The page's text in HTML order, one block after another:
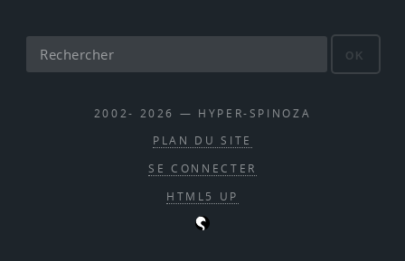
OK
2002- 2026 — HYPER-SPINOZA
PLAN DU SITE
SE CONNECTER
HTML5 UP